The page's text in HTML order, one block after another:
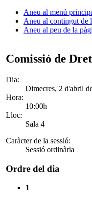
Aneu al menú
Aneu al contingut de
Aneu al peu de la
Comissió de
Dia:
Dimecres, 2 d'abril
Hora:
10:00h
Lloc:
Sala 4
Caràcter de la sessió:
Sessió ordinària
Ordre del dia
1